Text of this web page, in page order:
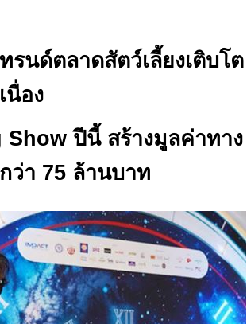
รนด์ตลาดสัตว์เลี้ยงเติบโต
นื่อง
Showปีนี้ สร้างมูลค่าทาง
ว่า 75 ล้านบาท